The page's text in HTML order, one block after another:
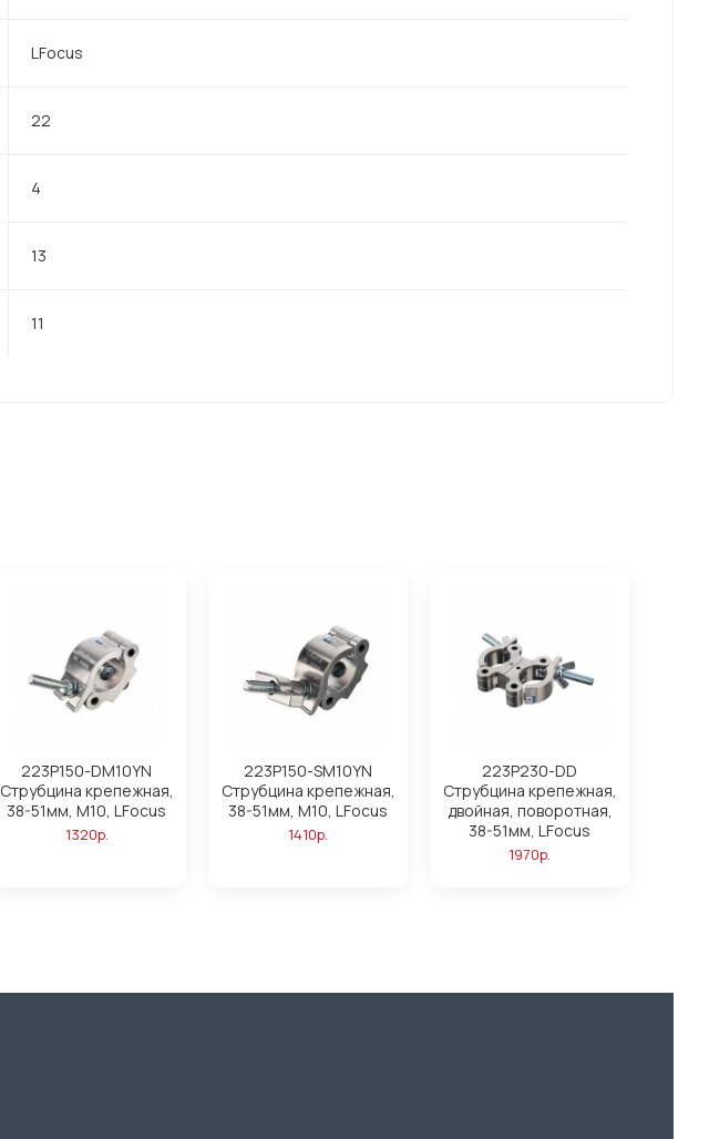
LFocus
22
4
13
11
223P150-DM10YN
Струбцина крепежная,
38-51мм, М10, LFocus
1320р.
223P150-SM10YN
Струбцина крепежная,
38-51мм, М10, LFocus
1410р.
223P230-DD
Струбцина крепежная,
двойная, поворотная,
38-51мм, LFocus
1970р.